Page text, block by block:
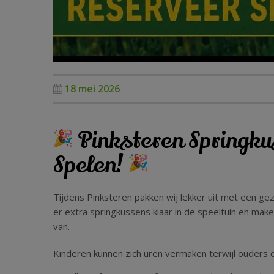
18 mei 2026
Pinksteren
Spelen!
Tijdens Pinksteren pakken wij lekker uit met een
er extra springkussens klaar in de speeltuin en
van.
Kinderen kunnen zich uren vermaken terwijl